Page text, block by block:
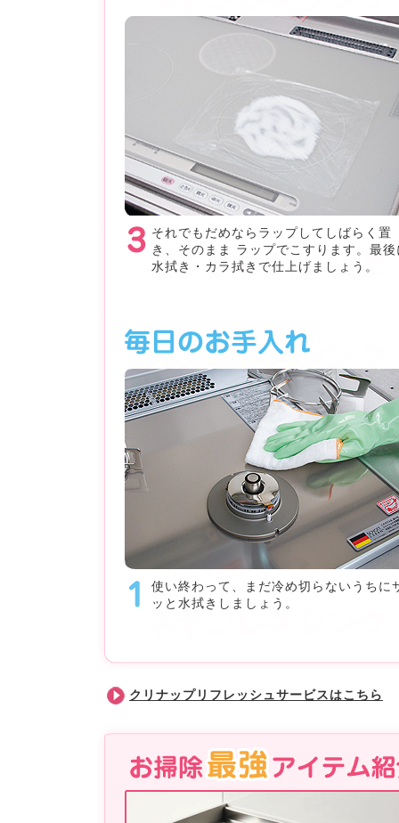
それでもだめならラップしてしばらく置
き、そのまま ラップでこすります。最後
水拭き・カラ拭きで仕上げましょう。
使い終わって、まだ冷め切らないうちに
ッと水拭きしましょう。
クリナップリフレッシュサービスはこちら